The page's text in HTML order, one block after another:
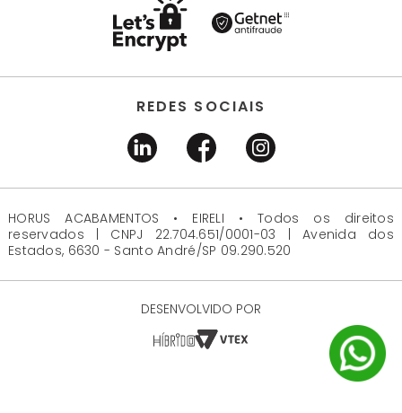
REDES SOCIAIS
HORUS ACABAMENTOS • EIRELI • Todos os direitos
reservados | CNPJ 22.704.651/0001-03 | Avenida dos
Estados, 6630 - Santo André/SP 09.290.520
DESENVOLVIDO POR